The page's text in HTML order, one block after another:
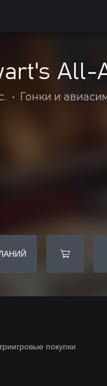
All-
• Гонки и
покупки